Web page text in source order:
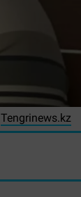
Tengrinews.kz